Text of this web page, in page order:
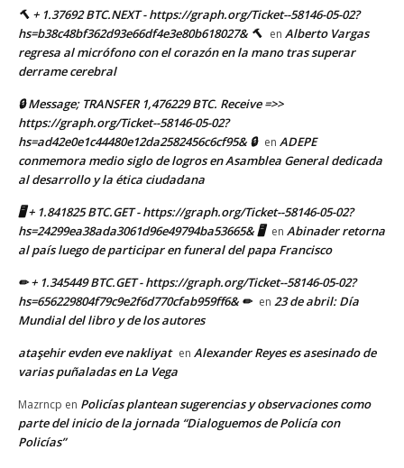
🔨 + 1.37692 BTC.NEXT - https://graph.org/Ticket--58146-05-02?
hs=b38c48bf362d93e66df4e3e80b618027& 🔨 en Alberto Vargas
regresa al micrófono con el corazón en la mano tras superar
derrame cerebral
🔒 Message; TRANSFER 1,476229 BTC. Receive =>>
https://graph.org/Ticket--58146-05-02?
hs=ad42e0e1c44480e12da2582456c6cf95& 🔒 en ADEPE
conmemora medio siglo de logros en Asamblea General dedicada
al desarrollo y la ética ciudadana
🖥 + 1.841825 BTC.GET - https://graph.org/Ticket--58146-05-02?
hs=24299ea38ada3061d96e49794ba53665& 🖥 en Abinader retorna
al país luego de participar en funeral del papa Francisco
✏ + 1.345449 BTC.GET - https://graph.org/Ticket--58146-05-02?
hs=656229804f79c9e2f6d770cfab959ff6& ✏ en 23 de abril: Día
Mundial del libro y de los autores
ataşehir evden eve nakliyat en Alexander Reyes es asesinado de
varias puñaladas en La Vega
Mazrncp en Policías plantean sugerencias y observaciones como
parte del inicio de la jornada “Dialoguemos de Policía con
Policías”